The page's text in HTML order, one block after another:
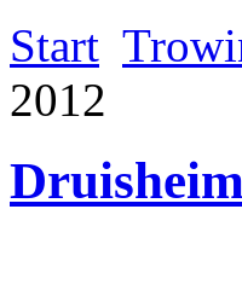
Start
2012